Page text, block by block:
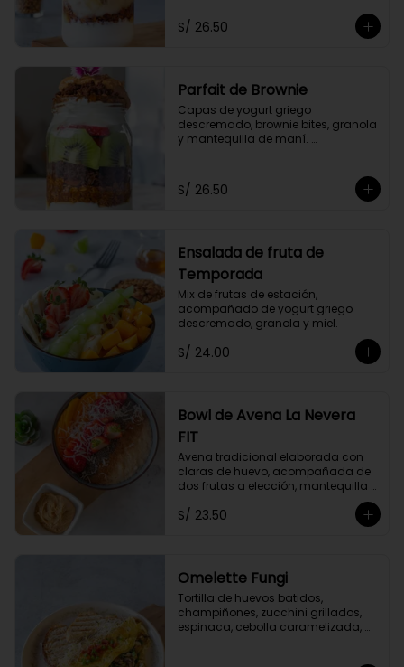
S/ 26.50
Parfait de Brownie
Capas de yogurt griego
descremado, brownie bites, granola
y mantequilla de maní.
S/ 26.50
Ensalada de fruta de
Temporada
Mix de frutas de estación,
acompañado de yogurt griego
descremado, granola y miel.
S/ 24.00
Bowl de Avena La Nevera
FIT
Avena tradicional elaborada con
claras de huevo, acompañada de
dos frutas a elección, mantequilla
de maní, coco rallado, semillas de
chia y un toque de canela.
S/ 23.50
Omelette Fungi
Tortilla de huevos batidos,
champiñones, zucchini grillados,
espinaca, cebolla caramelizada,